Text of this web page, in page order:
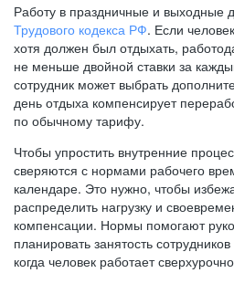
Работу в праздничные и выходные
Трудового кодекса РФ. Если
хотя должен был отдыхать,
не меньше двойной ставки за
сотрудник может выбрать
день отдыха компенсирует
по обычному тарифу.
Чтобы упростить внутренние
сверяются с нормами рабочего
календаре. Это нужно, чтобы
распределить нагрузку и
компенсации. Нормы помогают
планировать занятость
когда человек работает